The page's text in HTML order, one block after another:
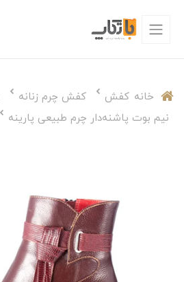
خانه کفش کفش چرم زنانه
نیم بوت پاشنه‌دار چرم طبیعی پارینه